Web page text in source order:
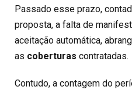
Passado esse prazo,
proposta, a falta de
aceitação automática,
as coberturas contratadas.
Contudo, a contagem do